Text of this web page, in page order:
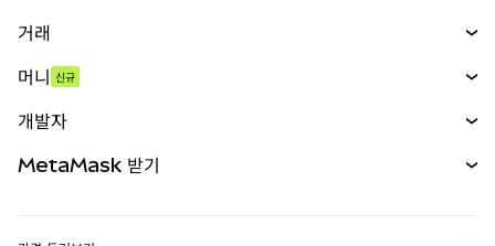
거래
무기한 선물
실물자산
머니 신규
개발자
MetaMask 받기